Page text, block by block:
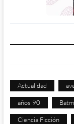
Actualidad
años 90
Ciencia Ficción